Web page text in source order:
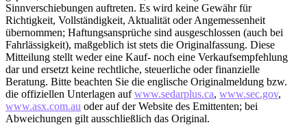
Sinnverschiebungen auftreten. Es wird keine Gewähr für
Richtigkeit, Vollständigkeit, Aktualität oder Angemessenheit
übernommen; Haftungsansprüche sind ausgeschlossen (auch bei
Fahrlässigkeit), maßgeblich ist stets die Originalfassung. Diese
Mitteilung stellt weder eine Kauf- noch eine Verkaufsempfehlung
dar und ersetzt keine rechtliche, steuerliche oder finanzielle
Beratung. Bitte beachten Sie die englische Originalmeldung bzw.
die offiziellen Unterlagen aufwww.sedarplus.ca, www.sec.gov,
www.asx.com.au oder auf der Website des Emittenten; bei
Abweichungen gilt ausschließlich das Original.